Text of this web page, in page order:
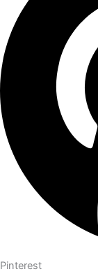
Pinterest